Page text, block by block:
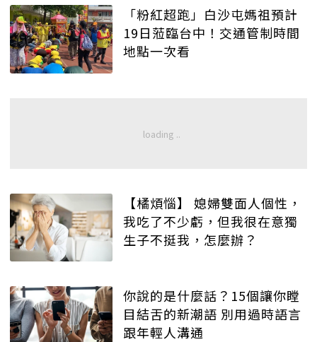
「粉紅超跑」白沙屯媽祖預計
19日蒞臨台中！交通管制時間
地點一次看
【橘煩惱】 媳婦雙面人個性，
我吃了不少虧，但我很在意獨
生子不挺我，怎麼辦？
你說的是什麼話？15個讓你瞠
目結舌的新潮語 別用過時語言
跟年輕人溝通